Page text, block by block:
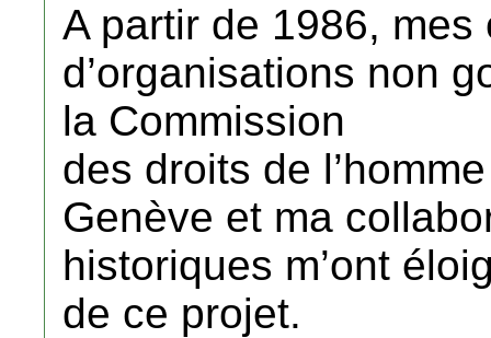
A partir de 1986,
d’organisations non
la Commission
des droits de
Genève et ma
historiques m’ont
de ce projet.